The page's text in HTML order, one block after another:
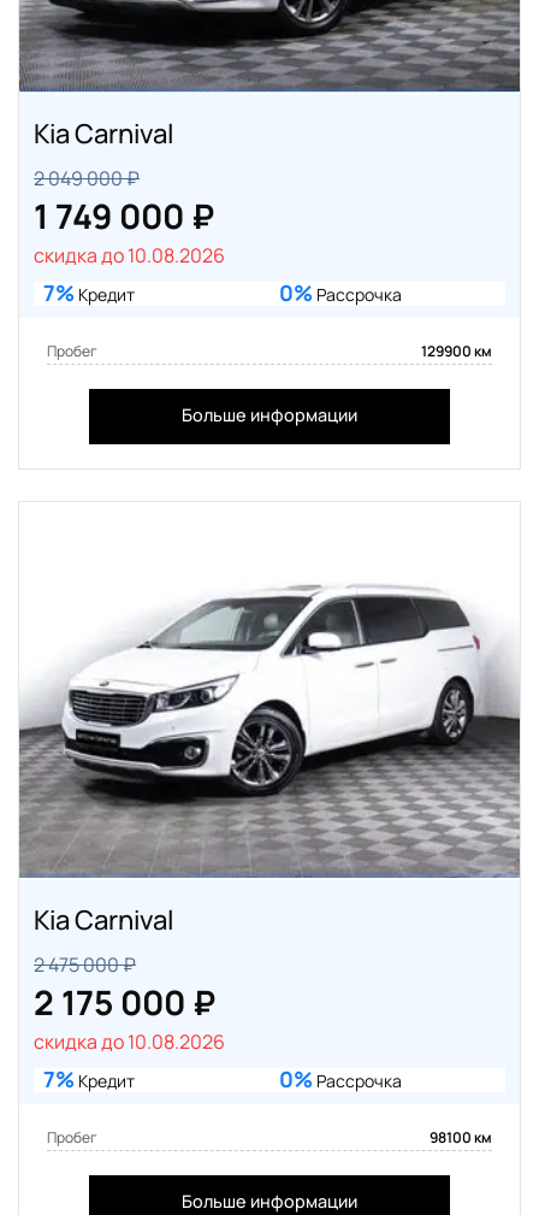
Kia Carnival
2 049 000 ₽
1 749 000 ₽
скидка до 10.08.2026
7% Кредит 0% Рассрочка
Пробег 129900 км
Больше информации
Kia Carnival
2 475 000 ₽
2 175 000 ₽
скидка до 10.08.2026
7% Кредит 0% Рассрочка
Пробег 98100 км
Больше информации